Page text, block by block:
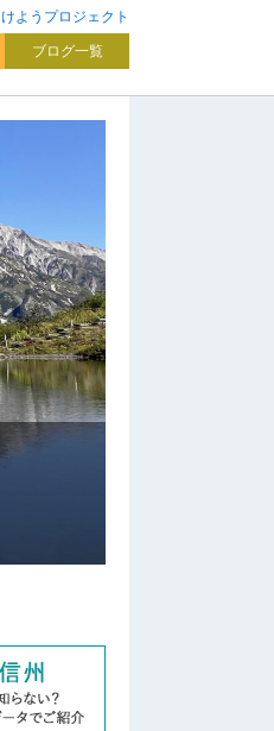
ようプロジェクト
ブログ一覧